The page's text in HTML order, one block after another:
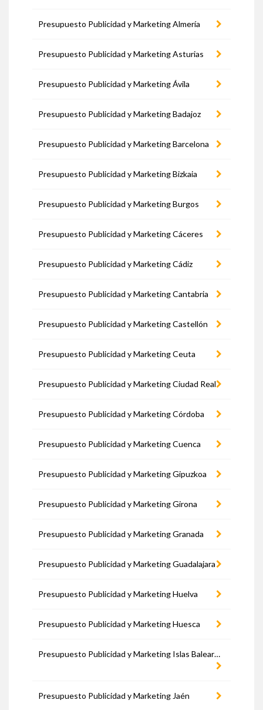
Presupuesto Publicidad y Marketing Almería
Presupuesto Publicidad y Marketing Asturias
Presupuesto Publicidad y Marketing Ávila
Presupuesto Publicidad y Marketing Badajoz
Presupuesto Publicidad y Marketing Barcelona
Presupuesto Publicidad y Marketing Bizkaia
Presupuesto Publicidad y Marketing Burgos
Presupuesto Publicidad y Marketing Cáceres
Presupuesto Publicidad y Marketing Cádiz
Presupuesto Publicidad y Marketing Cantabria
Presupuesto Publicidad y Marketing Castellón
Presupuesto Publicidad y Marketing Ceuta
Presupuesto Publicidad y Marketing Ciudad Real
Presupuesto Publicidad y Marketing Córdoba
Presupuesto Publicidad y Marketing Cuenca
Presupuesto Publicidad y Marketing Gipuzkoa
Presupuesto Publicidad y Marketing Girona
Presupuesto Publicidad y Marketing Granada
Presupuesto Publicidad y Marketing Guadalajara
Presupuesto Publicidad y Marketing Huelva
Presupuesto Publicidad y Marketing Huesca
Presupuesto Publicidad y Marketing Islas Baleares
Presupuesto Publicidad y Marketing Jaén